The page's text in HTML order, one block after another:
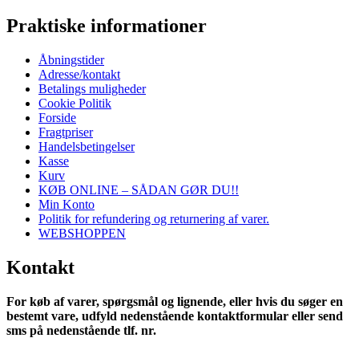
Praktiske informationer
Åbningstider
Adresse/kontakt
Betalings muligheder
Cookie Politik
Forside
Fragtpriser
Handelsbetingelser
Kasse
Kurv
KØB ONLINE – SÅDAN GØR DU!!
Min Konto
Politik for refundering og returnering af varer.
WEBSHOPPEN
Kontakt
For køb af varer, spørgsmål og lignende, eller hvis du søger en
bestemt vare, udfyld nedenstående kontaktformular eller send
sms på nedenstående tlf. nr.